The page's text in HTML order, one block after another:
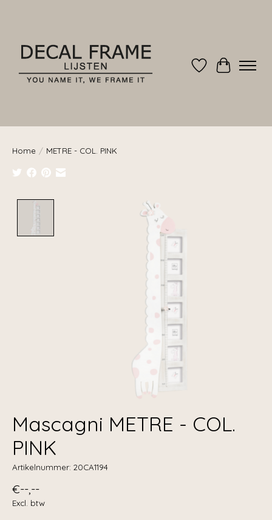
Verlanglijst
Home / METRE - COL. PINK
Product image slideshow Items
Mascagni METRE - COL.
PINK
Artikelnummer: 20CA1194
€--,--
Excl. btw